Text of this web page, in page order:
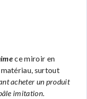
ce miroir en
matériau, surtout
acheter un produit
imitation